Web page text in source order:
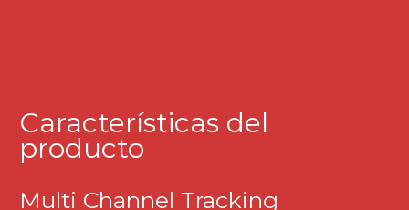
Características del
producto
Multi Channel Tracking